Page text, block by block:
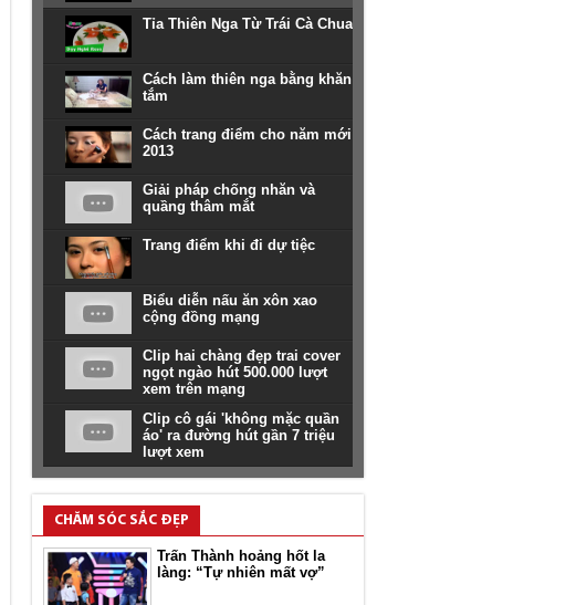
Tỉa Thiên Nga Từ Trái Cà Chua
Cách làm thiên nga bằng khăn
tắm
Cách trang điểm cho năm mới
2013
Giải pháp chống nhăn và
quầng thâm mắt
Trang điểm khi đi dự tiệc
Biểu diễn nấu ăn xôn xao
cộng đồng mạng
Clip hai chàng đẹp trai cover
ngọt ngào hút 500.000 lượt
xem trên mạng
Clip cô gái 'không mặc quần
áo' ra đường hút gần 7 triệu
lượt xem
CHĂM SÓC SẮC ĐẸP
Trấn Thành hoảng hốt la
làng: “Tự nhiên mất vợ”